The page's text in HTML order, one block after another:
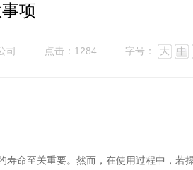
项
司 点击：1284 字号： 大 中
命至关重要。然而，在使用过程中，若